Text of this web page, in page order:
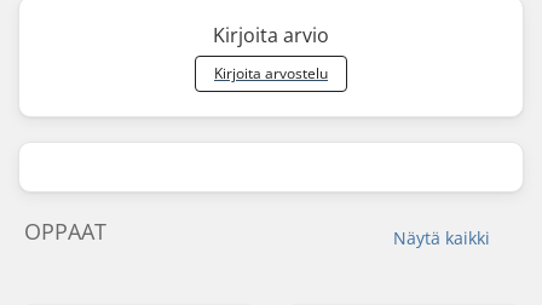
Kirjoita arvio
Kirjoita arvostelu
Näytä kaikki
OPPAAT